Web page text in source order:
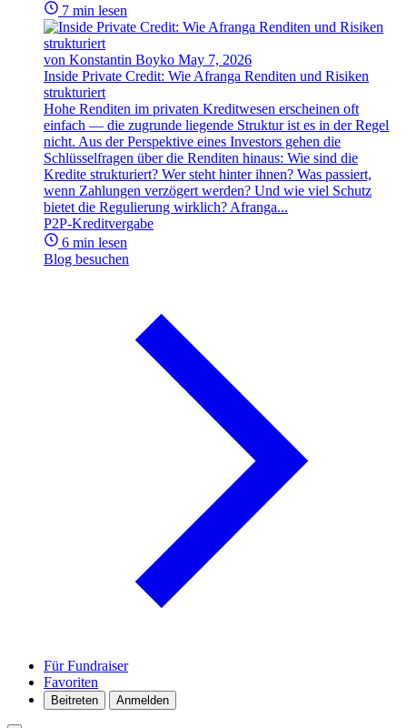
7 min lesen
von Konstantin Boyko May 7, 2026
Inside Private Credit: Wie Afranga Renditen und Risiken
strukturiert
Hohe Renditen im privaten Kreditwesen erscheinen oft
einfach — die zugrunde liegende Struktur ist es in der Regel
nicht. Aus der Perspektive eines Investors gehen die
Schlüsselfragen über die Renditen hinaus: Wie sind die
Kredite strukturiert? Wer steht hinter ihnen? Was passiert,
wenn Zahlungen verzögert werden? Und wie viel Schutz
bietet die Regulierung wirklich? Afranga...
P2P-Kreditvergabe
6 min lesen
Blog besuchen
Für Fundraiser
Favoriten
Beitreten Anmelden